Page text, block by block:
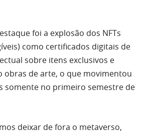
foi a explosão dos NFTs
como certificados digitais de
sobre itens exclusivos e
obras de arte, o que movimentou
somente no primeiro semestre de
deixar de fora o metaverso,